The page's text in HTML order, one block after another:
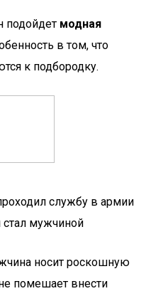
подойдет модная
в том, что
к подбородку.
службу в армии
стал мужчиной
носит роскошную
помешает внести